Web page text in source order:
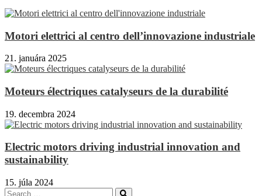
Motori elettrici al centro dell’innovazione industriale
21. januára 2025
Moteurs électriques catalyseurs de la durabilité
19. decembra 2024
Electric motors driving industrial innovation and
sustainability
15. júla 2024
Search
Search